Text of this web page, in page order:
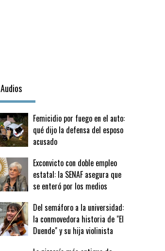
Audios
Femicidio por fuego en el auto:
qué dijo la defensa del esposo
acusado
Exconvicto con doble empleo
estatal: la SENAF asegura que
se enteró por los medios
Del semáforo a la universidad:
la conmovedora historia de "El
Duende" y su hija violinista